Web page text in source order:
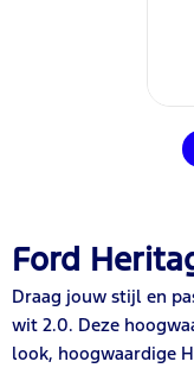
Ford
Draag jouw stijl en
wit 2.0. Deze
look, hoogwaardige